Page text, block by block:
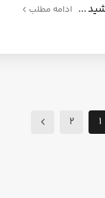
ادامه مطلب
1
2